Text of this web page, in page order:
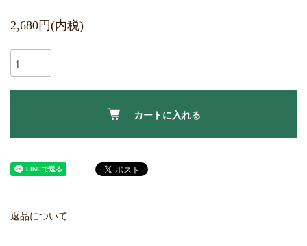
2,680円(内税)
カートに入れる
返品について